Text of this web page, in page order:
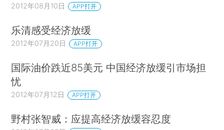
2012年08月10日 APP打开
乐清感受经济放缓
2012年07月20日 APP打开
国际油价跌近85美元 中国经济放缓引市场担
忧
2012年07月12日 APP打开
野村张智威：应提高经济放缓容忍度